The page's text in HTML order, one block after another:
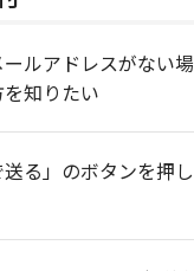
ルアドレスがない
知りたい
送る」のボタンを押